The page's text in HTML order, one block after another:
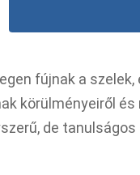
fújnak a
körülményeiről és
de